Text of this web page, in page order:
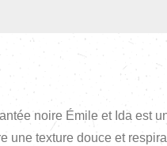
noire Émile et Ida est
une texture douce et